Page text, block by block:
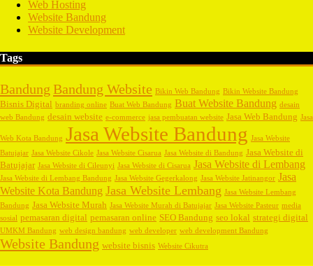
Web Hosting
Website Bandung
Website Development
Tags
Bandung Bandung Website Bikin Web Bandung Bikin Website Bandung
Bisnis Digital branding online Buat Web Bandung Buat Website Bandung desain
web Bandung desain website e-commerce jasa pembuatan website Jasa Web Bandung Jasa
Web Kota Bandung Jasa Website Bandung Jasa Website
Batujajar Jasa Website Cikole Jasa Website Cisarua Jasa Website di Bandung Jasa Website di
Batujajar Jasa Website di Cileunyi Jasa Website di Cisarua Jasa Website di Lembang
Jasa Website di Lembang Bandung Jasa Website Gegerkalong Jasa Website Jatinangor Jasa
Website Kota Bandung Jasa Website Lembang Jasa Website Lembang
Bandung Jasa Website Murah Jasa Website Murah di Batujajar Jasa Website Pasteur media
sosial pemasaran digital pemasaran online SEO Bandung seo lokal strategi digital
UMKM Bandung web design bandung web developer web development Bandung
Website Bandung website bisnis Website Cikutra